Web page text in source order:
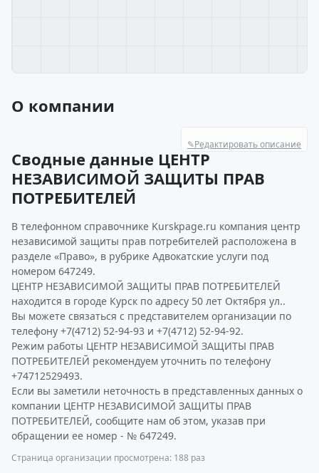
О компании
✎Редактировать описание
Сводные данные ЦЕНТР
НЕЗАВИСИМОЙ ЗАЩИТЫ ПРАВ
ПОТРЕБИТЕЛЕЙ
В телефонном справочнике Kurskpage.ru компания центр
независимой защиты прав потребителей расположена в
разделе «Право», в рубрике Адвокатские услуги под
номером 647249.
ЦЕНТР НЕЗАВИСИМОЙ ЗАЩИТЫ ПРАВ ПОТРЕБИТЕЛЕЙ
находится в городе Курск по адресу 50 лет Октября ул..
Вы можете связаться с представителем организации по
телефону +7(4712) 52-94-93 и +7(4712) 52-94-92.
Режим работы ЦЕНТР НЕЗАВИСИМОЙ ЗАЩИТЫ ПРАВ
ПОТРЕБИТЕЛЕЙ рекомендуем уточнить по телефону
+74712529493.
Если вы заметили неточность в представленных данных о
компании ЦЕНТР НЕЗАВИСИМОЙ ЗАЩИТЫ ПРАВ
ПОТРЕБИТЕЛЕЙ, сообщите нам об этом, указав при
обращении ее номер - № 647249.
Страница организации просмотрена: 188 раз